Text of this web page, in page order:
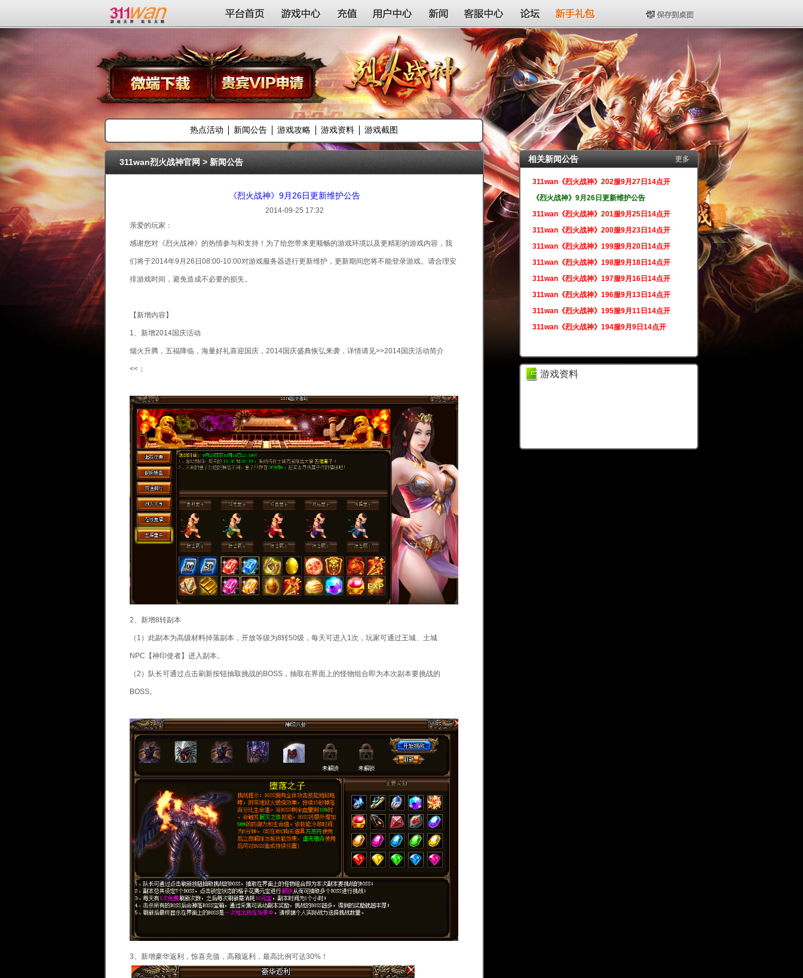
311wan平台 平台首页 游戏中心 充值 用户中心 新闻 客服中心 论坛 新手礼包 保存到桌面
热点活动 新闻公告 游戏攻略 游戏资料 游戏截图
311wan烈火战神官网>新闻公告
《烈火战神》9月26日更新维护公告
2014-09-25 17:32
亲爱的玩家：
感谢您对《烈火战神》的热情参与和支持！为了给您带来更顺畅的游戏环境以及更精彩的游戏内容，我
们将于2014年9月26日08:00-10:00对游戏服务器进行更新维护，更新期间您将不能登录游戏。请合理安
排游戏时间，避免造成不必要的损失。
【新增内容】
1、新增2014国庆活动
烟火升腾，五福降临，海量好礼喜迎国庆，2014国庆盛典恢弘来袭，详情请见>>2014国庆活动简介
<<；
2、新增8转副本
（1）此副本为高级材料掉落副本，开放等级为8转50级，每天可进入1次，玩家可通过王城、土城
NPC【神印使者】进入副本。
（2）队长可通过点击刷新按钮抽取挑战的BOSS，抽取在界面上的怪物组合即为本次副本要挑战的
BOSS。
3、新增豪华返利，惊喜充值，高额返利，最高比例可达30%！
相关新闻公告 更多
311wan《烈火战神》202服9月27日14点开
《烈火战神》9月26日更新维护公告
311wan《烈火战神》201服9月25日14点开
311wan《烈火战神》200服9月23日14点开
311wan《烈火战神》199服9月20日14点开
311wan《烈火战神》198服9月18日14点开
311wan《烈火战神》197服9月16日14点开
311wan《烈火战神》196服9月13日14点开
311wan《烈火战神》195服9月11日14点开
311wan《烈火战神》194服9月9日14点开
游戏资料